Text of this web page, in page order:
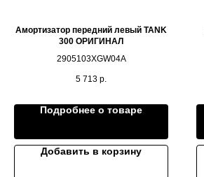
Амортизатор передний левый TANK
300 ОРИГИНАЛ
2905103XGW04A
5 713 р.
Подробнее о товаре
Добавить в корзину